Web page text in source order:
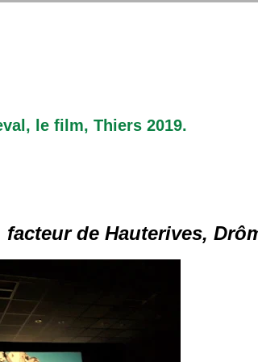
le film, Thiers 2019.
de Hauterives,